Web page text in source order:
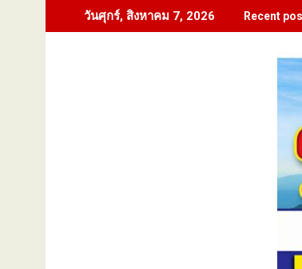
to
วันศุกร์, สิงหาคม 7, 2026 Recent